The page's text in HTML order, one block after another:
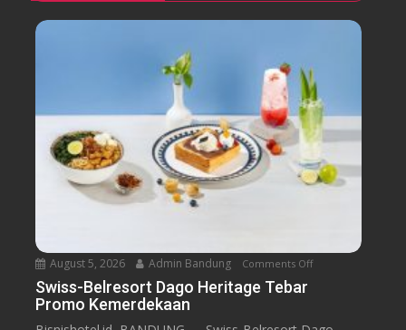
August 5, 2026 Admin Bandung Comments Offo
Swiss-Belresort Dago Heritage Tebar
Promo Kemerdekaan